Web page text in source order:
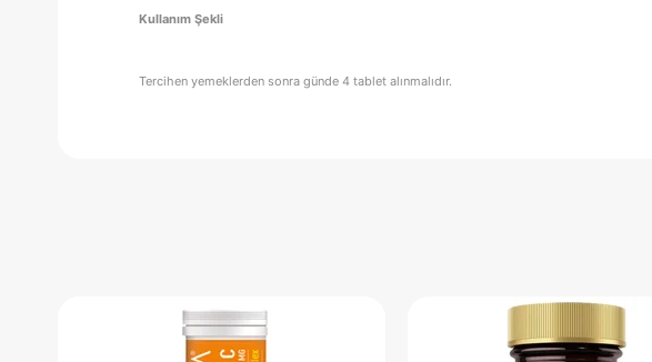
Kullanım Şekli
Tercihen yemeklerden sonra günde 4 tablet alınmalıdır.